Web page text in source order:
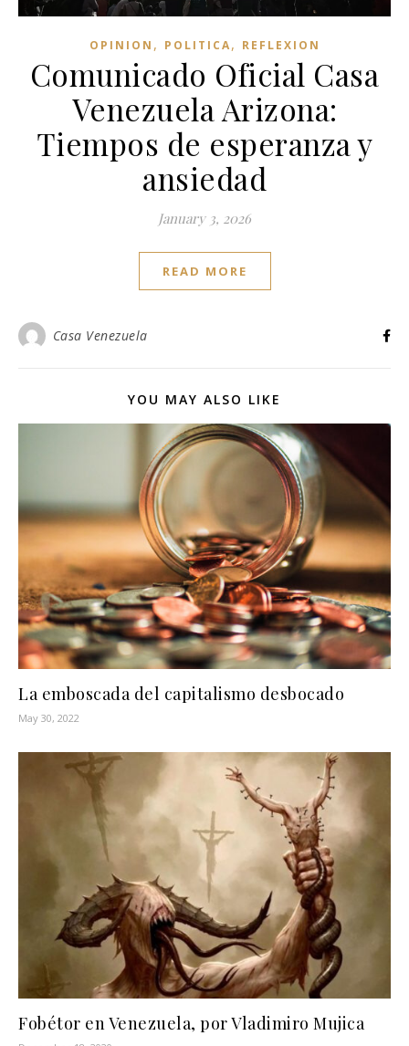
OPINION , POLITICA, REFLEXION
Comunicado Oficial Casa
Venezuela Arizona:
Tiempos de esperanza y
ansiedad
January 3, 2026
READ MORE
Casa Venezuela
YOU MAY ALSO LIKE
La emboscada del capitalismo desbocado
May 30, 2022
Fobétor en Venezuela, por Vladimiro Mujica